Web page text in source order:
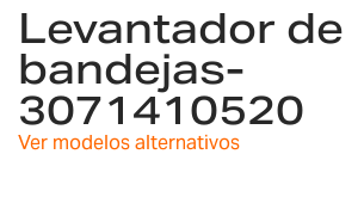
comienzo
de
la
galería
de
Levantador de
bandejas-
3071410520
Ver modelos alternativos